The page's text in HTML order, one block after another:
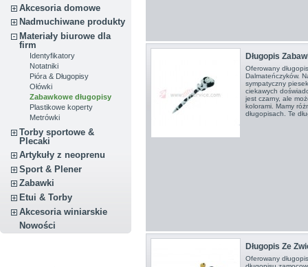
Akcesoria domowe
Nadmuchiwane produkty
Materiały biurowe dla
firm
Identyfikatory
Notatniki
Pióra & Długopisy
Ołówki
Zabawkowe długopisy
Plastikowe koperty
Metrówki
Torby sportowe &
Plecaki
Artykuły z neoprenu
Sport & Plener
Zabawki
Etui & Torby
Akcesoria winiarskie
Nowości
Długopis
Oferowany
Dalmateńczyków.
sympatyczny
ciekawych
jest czarny, ale
kolorami. Mamy
długopisach. Te
Długopis Ze
Oferowany